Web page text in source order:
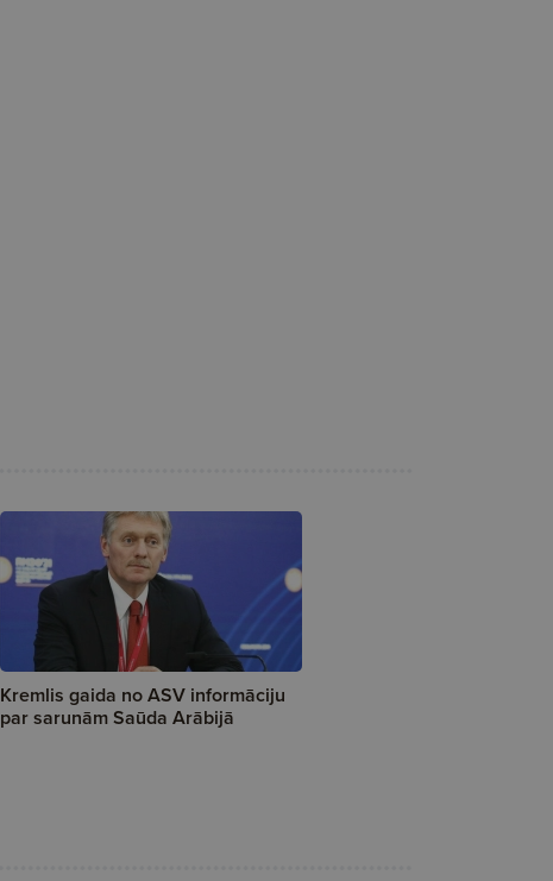
Kremlis gaida no ASV informāciju
par sarunām Saūda Arābijā